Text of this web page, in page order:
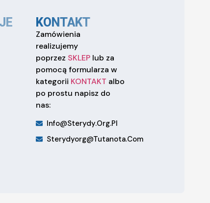
KONTAKT
Zamówienia
realizujemy
poprzez SKLEPlub za
pomocą formularza w
kategorii KONTAKT albo
po prostu napisz do
nas:
Info@sterydy.org.pl
Sterydyorg@tutanota.com